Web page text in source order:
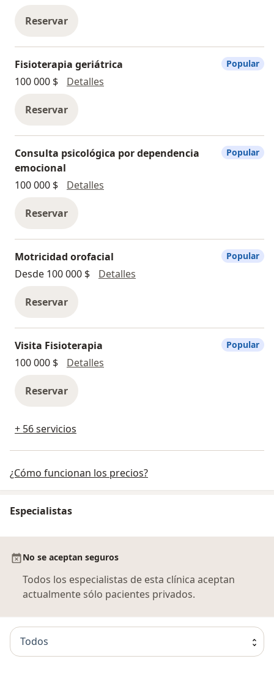
Reservar
Fisioterapia geriátrica
100 000 $
Detalles
Reservar
Popular
Consulta psicológica por dependencia
emocional
100 000 $
Detalles
Reservar
Popular
Motricidad orofacial
Desde 100 000 $
Detalles
Reservar
Popular
Visita Fisioterapia
100 000 $
Detalles
Reservar
Popular
+ 56 servicios
¿Cómo funcionan los precios?
Especialistas
No se aceptan seguros
Todos los especialistas de esta clínica aceptan
actualmente sólo pacientes privados.
Todos